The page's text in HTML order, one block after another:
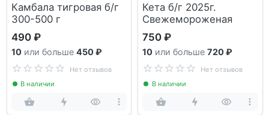
Камбала тигровая б/г
300-500 г
490 ₽
10или больше 450 ₽
Нет отзывов
В наличии
Кета б/г 2025г.
Свежемороженая
750 ₽
10 или больше 720 ₽
Нет отзывов
В наличии